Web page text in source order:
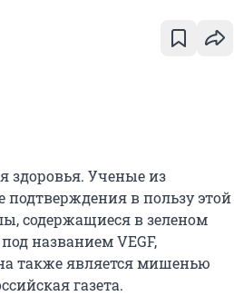
здоровья. Ученые из
в пользу этой
содержащиеся в зеленом
названием VEGF,
также является мишенью
газета.